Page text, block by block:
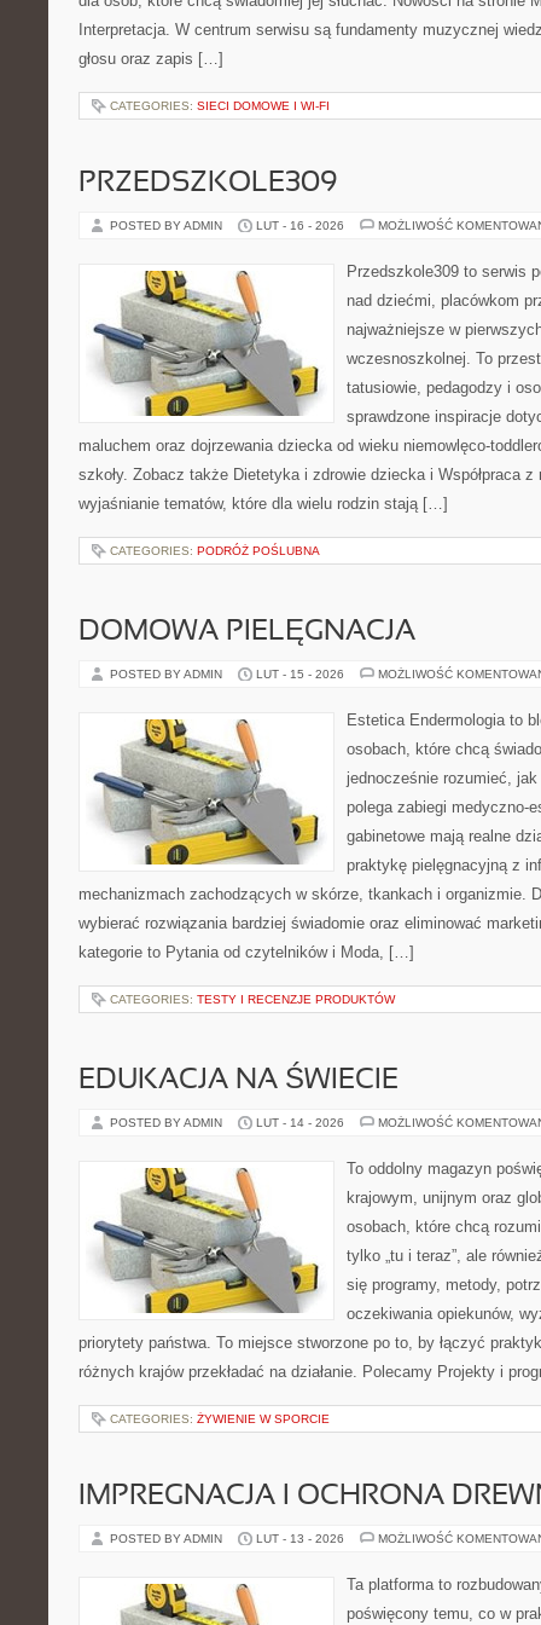
Interpretacja. W centrum serwisu są fundamenty muzycznej
głosu oraz zapis […]
CATEGORIES: SIECI DOMOWE I WI-FI
PRZEDSZKOLE309
POSTED BY ADMIN LUT - 16 - 2026 MOŻLIWOŚĆ
Przedszkole309 to serwis
nad dziećmi, placówkom
najważniejsze w
wczesnoszkolnej. To
tatusiowie, pedagodzy i
sprawdzone inspiracje
maluchem oraz dojrzewania dziecka od wieku niemowlęco-
szkoły. Zobacz także Dietetyka i zdrowie dziecka i Współpraca
wyjaśnianie tematów, które dla wielu rodzin stają […]
CATEGORIES: PODRÓŻ POŚLUBNA
DOMOWA PIELĘGNACJA
POSTED BY ADMIN LUT - 15 - 2026 MOŻLIWOŚĆ
Estetica Endermologia to
osobach, które chcą
jednocześnie rozumieć,
polega zabiegi medyczno-
gabinetowe mają realne
praktykę pielęgnacyjną z
mechanizmach zachodzących w skórze, tkankach i organizmie.
wybierać rozwiązania bardziej świadomie oraz eliminować
kategorie to Pytania od czytelników i Moda, […]
CATEGORIES: TESTY I RECENZJE PRODUKTÓW
EDUKACJA NA ŚWIECIE
POSTED BY ADMIN LUT - 14 - 2026 MOŻLIWOŚĆ
To oddolny magazyn
krajowym, unijnym oraz
osobach, które chcą
tylko „tu i teraz”, ale
się programy, metody,
oczekiwania opiekunów,
priorytety państwa. To miejsce stworzone po to, by łączyć
różnych krajów przekładać na działanie. Polecamy Projekty i
CATEGORIES: ŻYWIENIE W SPORCIE
IMPREGNACJA I OCHRONA
POSTED BY ADMIN LUT - 13 - 2026 MOŻLIWOŚĆ
Ta platforma to
poświęcony temu, co w